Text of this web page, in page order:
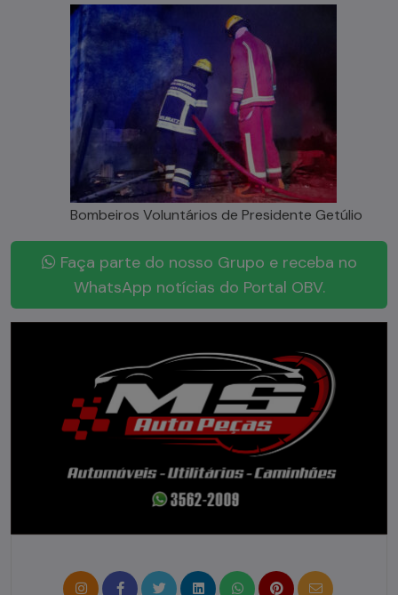
Bombeiros Voluntários de Presidente Getúlio
Faça parte do nosso Grupo e receba no
WhatsApp notícias do Portal OBV.